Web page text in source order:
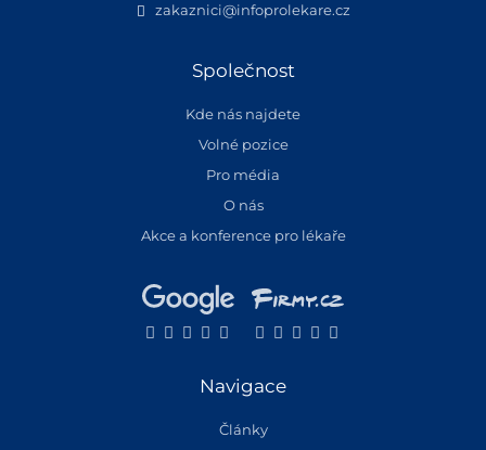
zakaznici@infoprolekare.cz
Společnost
Kde nás najdete
Volné pozice
Pro média
O nás
Akce a konference pro lékaře
Navigace
Články